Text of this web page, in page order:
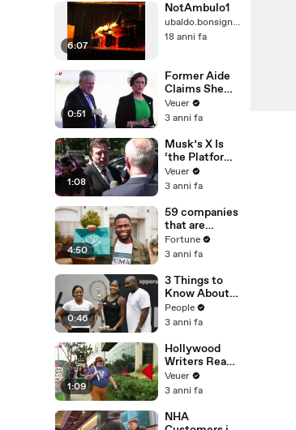
6:07
NotAmbulo1
ubaldo.bonsignore@virgilio.it
18 anni fa
0:51
Former Aide
Claims She
Was Asked to
Make a ‘Hit
Trump
Veuer
3 anni fa
1:08
Musk’s X Is
‘the Platform
With the
Largest Ratio
Misinformatio
n or
Disinformatio
n’ Amongst
All Social
Media
Platforms
Veuer
3 anni fa
4:50
59 companies
that are
changing the
world: From
Chobani
Fortune
3 anni fa
0:46
3 Things to
Know About
Coco Gauff's
Parents
People
3 anni fa
1:09
Hollywood
Writers Reach
‘Tentative
Agreement’
After 146 Day
Strike
Veuer
3 anni fa
NHA